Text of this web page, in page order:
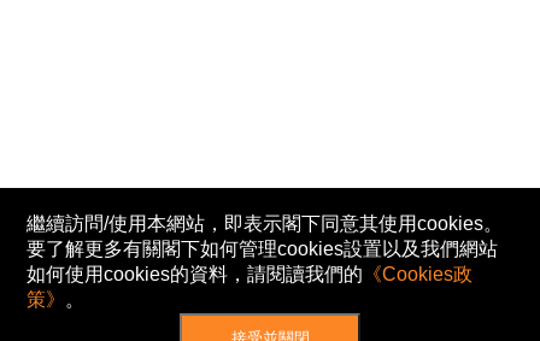
繼續訪問/使用本網站，即表示閣下同意其使用cookies。
要了解更多有關閣下如何管理cookies設置以及我們網站
如何使用cookies的資料，請閱讀我們的 《Cookies政
策》 。